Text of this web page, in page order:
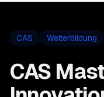
CAS Weiterbildung
CAS